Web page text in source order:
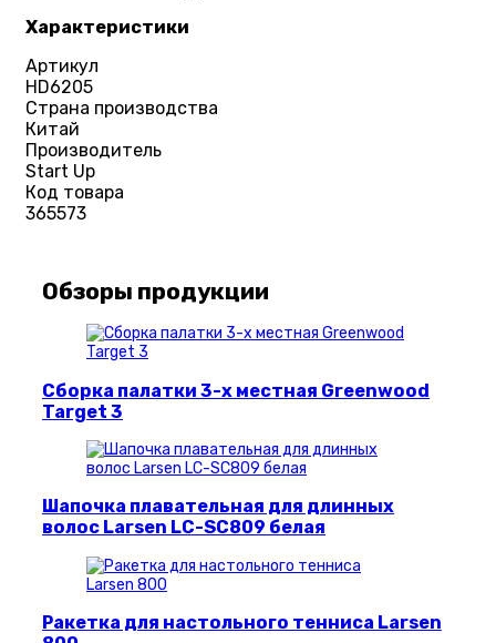
Характеристики
Артикул
HD6205
Страна производства
Китай
Производитель
Start Up
Код товара
365573
Обзоры продукции
Сборка палатки 3-х местная Greenwood
Target 3
Шапочка плавательная для длинных
волос Larsen LC-SC809 белая
Ракетка для настольного тенниса Larsen